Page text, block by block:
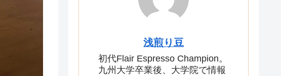
浅煎り豆
初代Flair Espresso Champion。
九州大学卒業後、大学院で情報